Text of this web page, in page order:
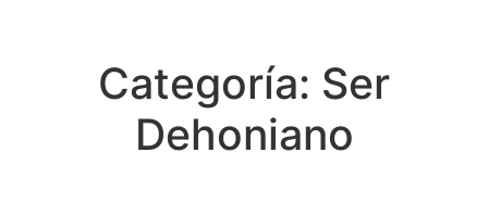
Categoría: Ser
Dehoniano